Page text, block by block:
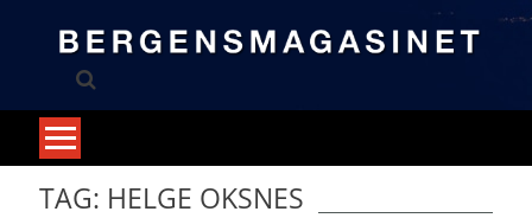
TAG: HELGE OKSNES